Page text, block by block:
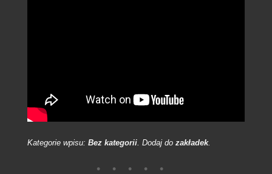
Kategorie wpisu: Bez kategorii. Dodaj do zakładek.